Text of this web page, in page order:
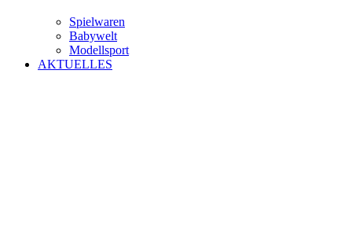
Spielwaren
Babywelt
Modellsport
AKTUELLES